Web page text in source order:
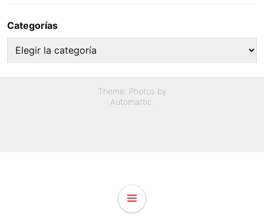
Categorías
Categorías
Theme: Photos by
Automattic